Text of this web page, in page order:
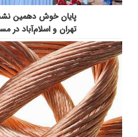
پایان خوش دهمین
تهران و اسلام‌آباد در